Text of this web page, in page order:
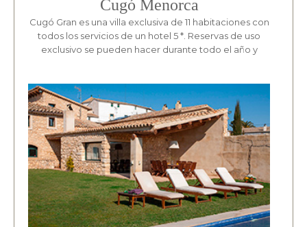
Cugó Menorca
Cugó Gran es una villa exclusiva de 11 habitaciones con
todos los servicios de un hotel 5 *. Reservas de uso
exclusivo se pueden hacer durante todo el año y